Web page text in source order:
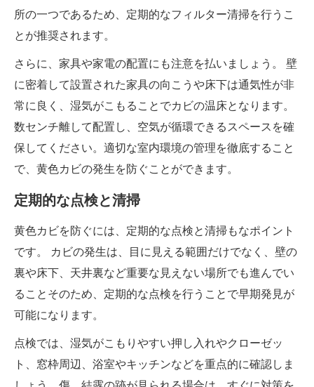
所の一つであるため、定期的なフィルター清掃を行うこ
とが推奨されます。
さらに、家具や家電の配置にも注意を払いましょう。 壁
に密着して設置された家具の向こうや床下は通気性が非
常に良く、湿気がこもることでカビの温床となります。
数センチ離して配置し、空気が循環できるスペースを確
保してください。適切な室内環境の管理を徹底すること
で、黄色カビの発生を防ぐことができます。
定期的な点検と清掃
黄色カビを防ぐには、定期的な点検と清掃もなポイント
です。 カビの発生は、目に見える範囲だけでなく、壁の
裏や床下、天井裏など重要な見えない場所でも進んでい
ることそのため、定期的な点検を行うことで早期発見が
可能になります。
点検では、湿気がこもりやすい押し入れやクローゼッ
ト、窓枠周辺、浴室やキッチンなどを重点的に確認しま